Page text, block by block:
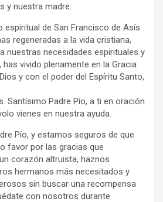
y nuestra madre.
espiritual de San Francisco de Asís
regeneradas a la vida cristiana,
nuestras necesidades espirituales y
vivido plenamente en la Gracia
y con el poder del Espíritu Santo,
Santísimo Padre Pío, a ti en oración
vienes en nuestra ayuda.
Pío, y estamos seguros de que
favor por las gracias que
corazón altruista, haznos
hermanos más necesitados y
sin buscar una recompensa
con nosotros durante